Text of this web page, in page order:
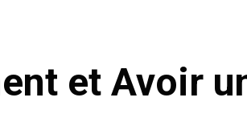
et Avoir